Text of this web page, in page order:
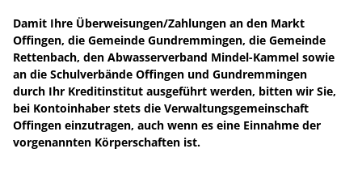
Damit Ihre Überweisungen/Zahlungen an den Markt
Offingen, die Gemeinde Gundremmingen, die Gemeinde
Rettenbach, den Abwasserverband Mindel-Kammel sowie
an die Schulverbände Offingen und Gundremmingen
durch Ihr Kreditinstitut ausgeführt werden, bitten wir Sie,
bei Kontoinhaber stets die Verwaltungsgemeinschaft
Offingen einzutragen, auch wenn es eine Einnahme der
vorgenannten Körperschaften ist.